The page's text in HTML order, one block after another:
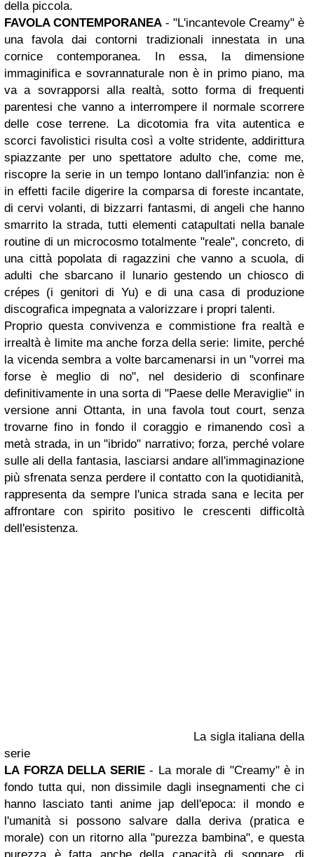
della piccola.
FAVOLA CONTEMPORANEA - "L'incantevole Creamy" è
una favola dai contorni tradizionali innestata in una
cornice contemporanea. In essa, la dimensione
immaginifica e sovrannaturale non è in primo piano, ma
va a sovrapporsi alla realtà, sotto forma di frequenti
parentesi che vanno a interrompere il normale scorrere
delle cose terrene. La dicotomia fra vita autentica e
scorci favolistici risulta così a volte stridente, addirittura
spiazzante per uno spettatore adulto che, come me,
riscopre la serie in un tempo lontano dall'infanzia: non è
in effetti facile digerire la comparsa di foreste incantate,
di cervi volanti, di bizzarri fantasmi, di angeli che hanno
smarrito la strada, tutti elementi catapultati nella banale
routine di un microcosmo totalmente "reale", concreto, di
una città popolata di ragazzini che vanno a scuola, di
adulti che sbarcano il lunario gestendo un chiosco di
crépes (i genitori di Yu) e di una casa di produzione
discografica impegnata a valorizzare i propri talenti.
Proprio questa convivenza e commistione fra realtà e
irrealtà è limite ma anche forza della serie: limite, perché
la vicenda sembra a volte barcamenarsi in un "vorrei ma
forse è meglio di no", nel desiderio di sconfinare
definitivamente in una sorta di "Paese delle Meraviglie" in
versione anni Ottanta, in una favola tout court, senza
trovarne fino in fondo il coraggio e rimanendo così a
metà strada, in un "ibrido" narrativo; forza, perché volare
sulle ali della fantasia, lasciarsi andare all'immaginazione
più sfrenata senza perdere il contatto con la quotidianità,
rappresenta da sempre l'unica strada sana e lecita per
affrontare con spirito positivo le crescenti difficoltà
dell'esistenza.
La sigla italiana della
serie
LA FORZA DELLA SERIE- La morale di "Creamy" è in
fondo tutta qui, non dissimile dagli insegnamenti che ci
hanno lasciato tanti anime jap dell'epoca: il mondo e
l'umanità si possono salvare dalla deriva (pratica e
morale) con un ritorno alla "purezza bambina", e questa